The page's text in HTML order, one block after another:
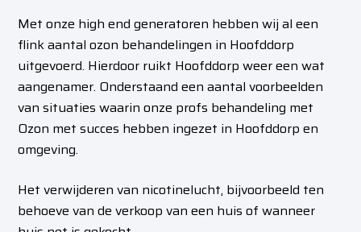
Met onze high end generatoren hebben wij al een
flink aantal ozon behandelingen in Hoofddorp
uitgevoerd. Hierdoor ruikt Hoofddorp weer een wat
aangenamer. Onderstaand een aantal voorbeelden
van situaties waarin onze profs behandeling met
Ozon met succes hebben ingezet in Hoofddorp en
omgeving.
Het verwijderen van nicotinelucht, bijvoorbeeld ten
behoeve van de verkoop van een huis of wanneer